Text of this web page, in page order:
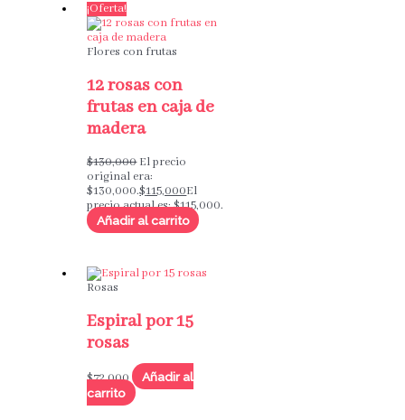
¡Oferta!
Flores con frutas
12 rosas con
frutas en caja de
madera
$130,000 El precio
original era:
$130,000.$115,000El
precio actual es: $115,000.
Añadir al carrito
Rosas
Espiral por 15
rosas
$72,000
Añadir al
carrito